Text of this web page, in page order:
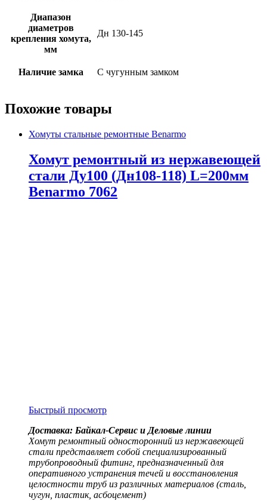
Диапазон
диаметров
крепления хомута,
мм
Дн 130-145
Наличие замка С чугунным замком
Похожие товары
Хомуты стальные ремонтные Benarmo
Хомут ремонтный из нержавеющей
стали Ду100 (Дн108-118) L=200мм
Benarmo 7062
Быстрый просмотр
Доставка: Байкал-Сервис и Деловые линии
Хомут ремонтный односторонний из нержавеющей
стали представляет собой специализированный
трубопроводный фитинг, предназначенный для
оперативного устранения течей и восстановления
целостности труб из различных материалов (сталь,
чугун, пластик, асбоцемент)